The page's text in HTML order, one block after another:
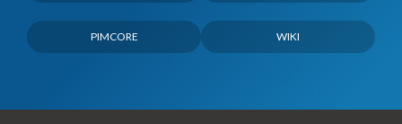
PIMCORE WIKI